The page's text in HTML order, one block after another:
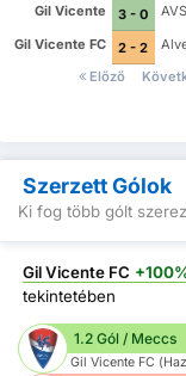
Gil Vicente
3 - 0
AVS
Gil Vicente FC
2 - 2
Előző
Szerzett Gólok
Ki fog több gólt
Gil Vicente FC
tekintetében
1.2 Gól / Meccs
Gil Vicente FC